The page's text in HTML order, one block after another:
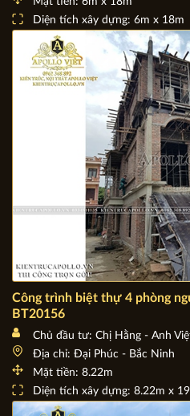
BH19015
Chủ đầu tư: Bà Vũ Thị Thảo
Địa chỉ: Thành phố Móng Cái -
Mặt tiền: 6m x 18m
Diện tích xây dựng: 6m x 18m
Công trình biệt thự 4 phòng
BT20156
Chủ đầu tư: Chị Hằng - Anh